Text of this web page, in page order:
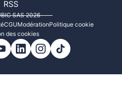
RSS
SAS 2026
CGUModérationPolitique cookie
des cookies